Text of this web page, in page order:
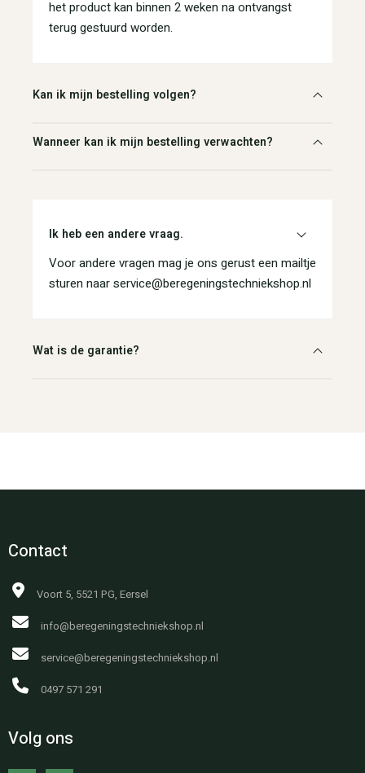
het product kan binnen 2 weken na ontvangst
terug gestuurd worden.
Kan ik mijn bestelling volgen?
Wanneer kan ik mijn bestelling verwachten?
Ik heb een andere vraag.
Voor andere vragen mag je ons gerust een mailtje
sturen naar service@beregeningstechniekshop.nl
Wat is de garantie?
Contact
Voort 5, 5521 PG, Eersel
info@beregeningstechniekshop.nl
service@beregeningstechniekshop.nl
0497 571 291
Volg ons